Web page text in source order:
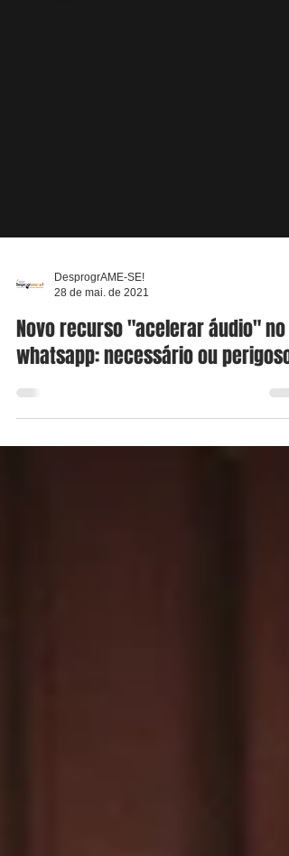
28 de mai. de 2021
Novo recurso "acelerar áudio" no
whatsapp: necessário ou perigoso?